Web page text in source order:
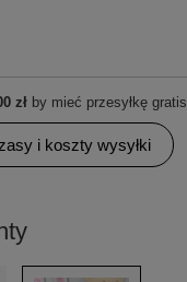
zł by mieć przesyłkę gratis
i koszty wysyłki